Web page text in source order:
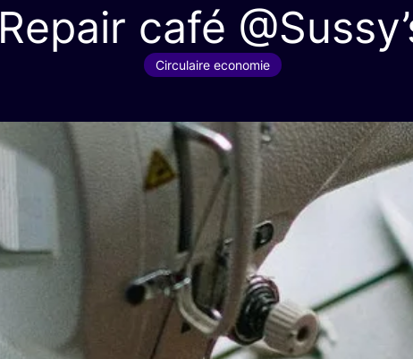
Repair café
Circulaire economie